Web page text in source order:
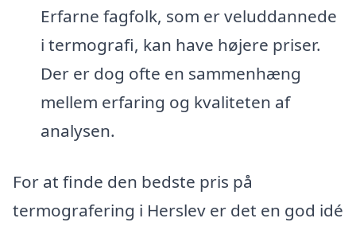
Erfarne fagfolk, som er veluddannede
i termografi, kan have højere priser.
Der er dog ofte en sammenhæng
mellem erfaring og kvaliteten af
analysen.
For at finde den bedste pris på
termografering i Herslev er det en god idé